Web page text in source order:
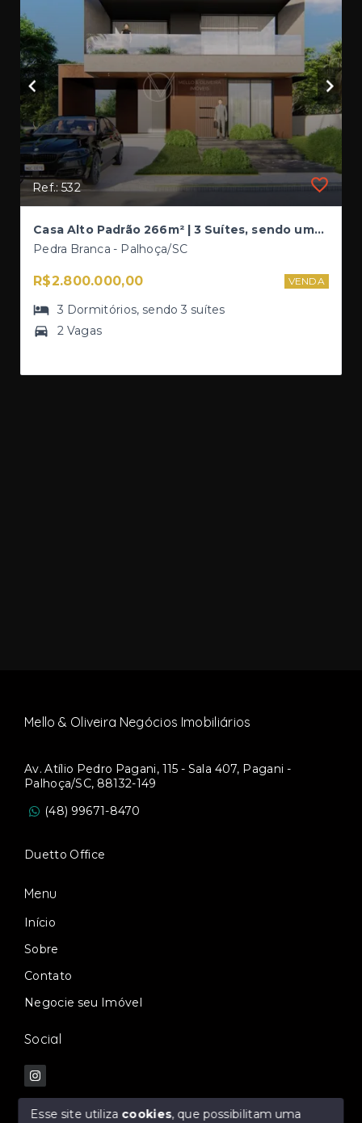
Ref.: 532
Casa Alto Padrão 266m² | 3 Suítes, sendo uma Master | Piscina | Vista para Pedra Branca
Pedra Branca - Palhoça/SC
R$2.800.000,00 VENDA
3 Dormitórios, sendo3 suítes
2 Vagas
Mello & Oliveira Negócios Imobiliários
Av. Atílio Pedro Pagani, 115 - Sala 407, Pagani -
Palhoça/SC, 88132-149
(48) 99671-8470
Duetto Office
Menu
Início
Sobre
Contato
Negocie seu Imóvel
Social
Esse site utiliza cookies, que possibilitam uma